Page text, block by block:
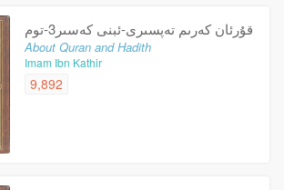
قۇرئان كەرىم تەپسىرى-ئبنى كەسىر3-توم
About Quran and Hadith
Imam Ibn Kathir
9,892